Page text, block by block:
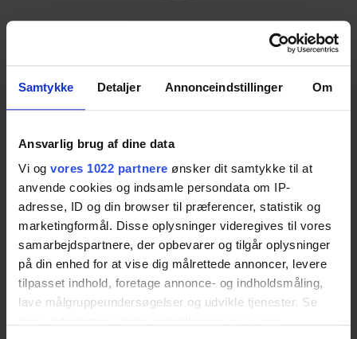
Samtykke Detaljer Annonceindstillinger Om
Ansvarlig brug af dine data
Vi og vores 1022 partnere ønsker dit samtykke til at
anvende cookies og indsamle persondata om IP-
adresse, ID og din browser til præferencer, statistik og
marketingformål. Disse oplysninger videregives til vores
samarbejdspartnere, der opbevarer og tilgår oplysninger
på din enhed for at vise dig målrettede annoncer, levere
tilpasset indhold, foretage annonce- og indholdsmåling,
lave målgruppeundersøgelser og udvikle tjenester. Se
Mounting Brackets
If the table frame needs to be secured to the
floor, these four mounting brackets can be easily
installed on the 4Single table, providing stable
fixation when required.
Item no.:50-41605